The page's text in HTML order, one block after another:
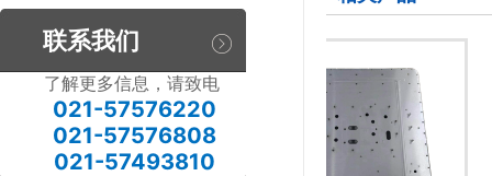
联系我们
了解更多信息，请致电
021-57576220
021-57576808
021-57493810